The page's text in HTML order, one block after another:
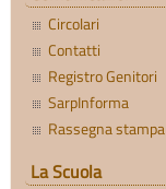
Circolari
Contatti
Registro Genitori
SarpInforma
Rassegna stampa
La Scuola